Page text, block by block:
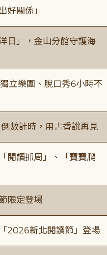
好關係」
日」，金山分館守護海
立樂團、脫口秀6小時不
數計時，用書香說再見
閱讀抓周」、「寶寶爬
限定登場
2026新北閱讀節」登場